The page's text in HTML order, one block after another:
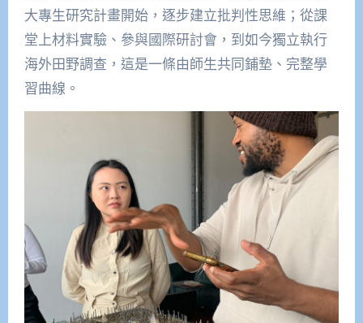
大專生研究計畫開始，逐步建立批判性思維；從課
堂上材料實驗、參與國際研討會，到如今獨立執行
海外田野調查，這是一條由師生共同鋪墊、完整學
習曲線。